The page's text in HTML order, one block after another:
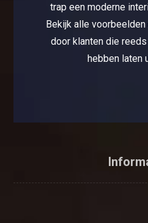
trap een moderne
Bekijk alle
door klanten die
hebben laten